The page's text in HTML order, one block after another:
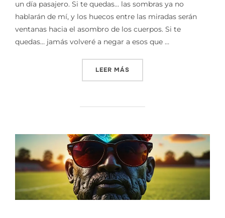
un día pasajero. Si te quedas… las sombras ya no
hablarán de mí, y los huecos entre las miradas serán
ventanas hacia el asombro de los cuerpos. Si te
quedas… jamás volveré a negar a esos que …
LEER MÁS